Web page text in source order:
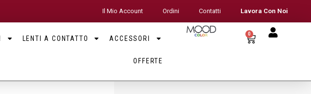
Il Mio Account Ordini Contatti Lavora Con Noi
LENTI A CONTATTO ACCESSORI
OFFERTE
0